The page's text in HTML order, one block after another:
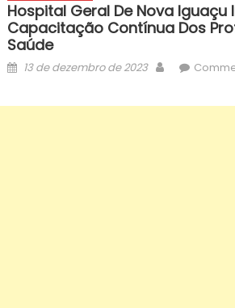
Hospital Geral De Nova Iguaçu
Capacitação Contínua Dos
Saúde
Posted
13 de dezembro de 2023 Author